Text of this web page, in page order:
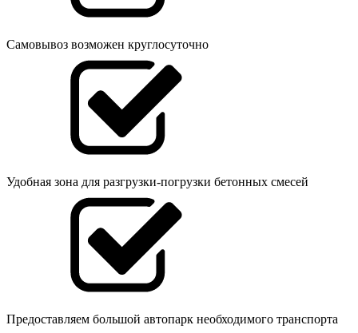
Самовывоз возможен круглосуточно
Удобная зона для разгрузки-погрузки бетонных смесей
Предоставляем большой автопарк необходимого транспорта